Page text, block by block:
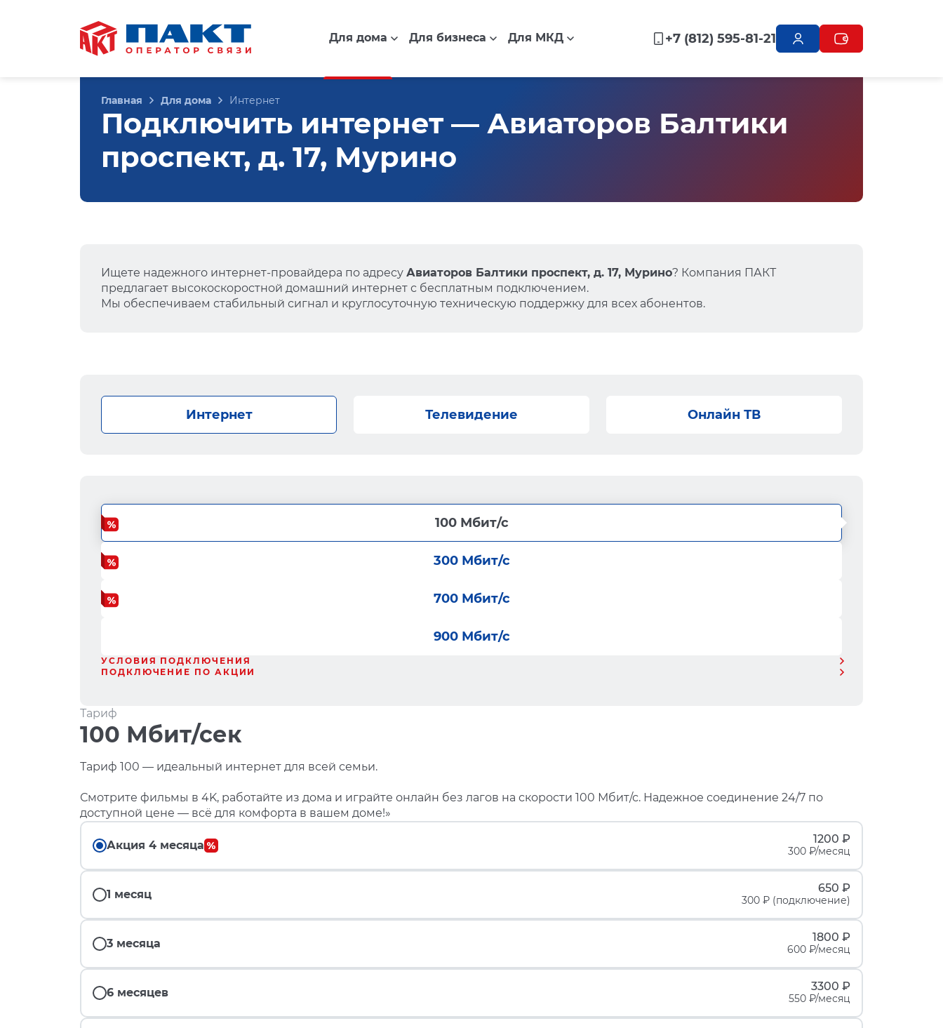
Для дома Для бизнеса Для МКД +7 (812) 595-81-21
Главная Для дома Интернет
Подключить интернет — Авиаторов Балтики
проспект, д. 17, Мурино
Ищете надежного интернет-провайдера по адресу Авиаторов Балтики проспект, д. 17, Мурино? Компания ПАКТ
предлагает высокоскоростной домашний интернет с бесплатным подключением.
Мы обеспечиваем стабильный сигнал и круглосуточную техническую поддержку для всех абонентов.
Интернет Телевидение Онлайн ТВ
100 Мбит/с
300 Мбит/с
700 Мбит/с
900 Мбит/с
УСЛОВИЯ ПОДКЛЮЧЕНИЯ
ПОДКЛЮЧЕНИЕ ПО АКЦИИ
Тариф
100 Мбит/сек
Тариф 100 — идеальный интернет для всей семьи.
Смотрите фильмы в 4K, работайте из дома и играйте онлайн без лагов на скорости 100 Мбит/с. Надежное соединение 24/7 по
доступной цене — всё для комфорта в вашем доме!»
Акция 4 месяца 1200 ₽
300 ₽/месяц
1 месяц 650 ₽
300 ₽ (подключение)
3 месяца 1800 ₽
600 ₽/месяц
6 месяцев 3300 ₽
550 ₽/месяц